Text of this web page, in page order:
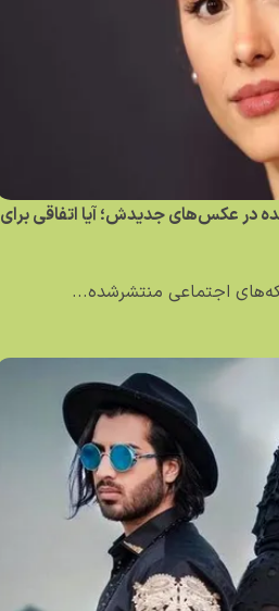
در عکس‌های جدیدش؛ آیا اتفاقی برای
اجتماعی منتشرشده...